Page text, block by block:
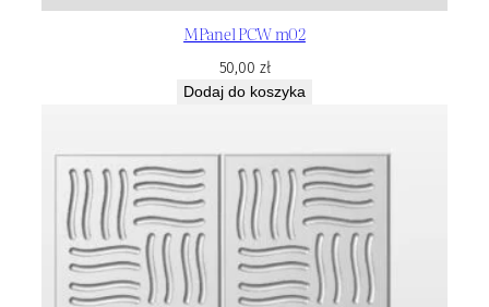
MPanel PCW m02
50,00 zł
Dodaj do koszyka